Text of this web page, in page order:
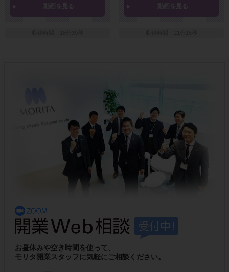
動画を見る 動画を見る
お昼休みや空き時間を使って、
モリタ開業スタッフに気軽にご相談ください。